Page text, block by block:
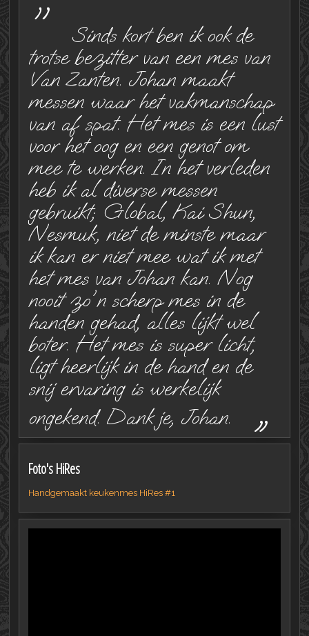
"
Sinds kort ben ik ook de
trotse bezitter van een mes van
Van Zanten. Johan maakt
messen waar het vakmanschap
van af spat. Het mes is een lust
voor het oog en een genot om
mee te werken. In het verleden
heb ik al diverse messen
gebruikt; Global, Kai Shun,
Nesmuk, niet de minste maar
ik kan er niet mee wat ik met
het mes van Johan kan. Nog
nooit zo'n scherp mes in de
handen gehad, alles lijkt wel
boter. Het mes is super licht,
ligt heerlijk in de hand en de
snij ervaring is werkelijk
ongekend. Dank je, Johan.
„
Foto's HiRes
Handgemaakt keukenmes HiRes #1